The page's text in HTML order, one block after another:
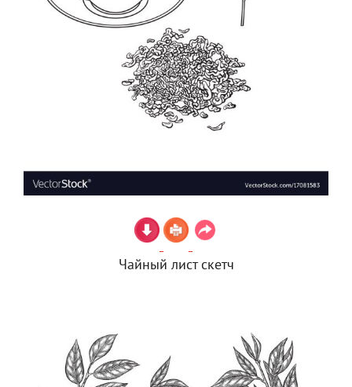
Чайный лист скетч